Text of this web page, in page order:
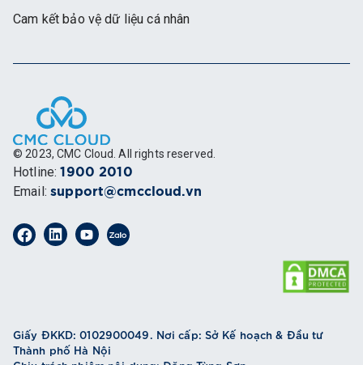
Cam kết bảo vệ dữ liệu cá nhân
© 2023, CMC Cloud. All rights reserved.
Hotline: 1900 2010
Email : support@cmccloud.vn
Giấy ĐKKD: 0102900049. Nơi cấp: Sở Kế hoạch & Đầu tư
Thành phố Hà Nội